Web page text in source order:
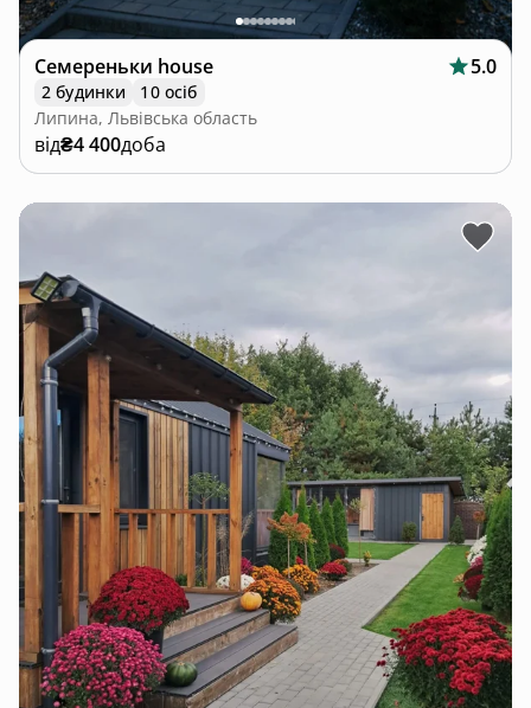
Семереньки house 5.0
2 будинки
10 осіб
Липина, Львівська область
від₴4 400доба